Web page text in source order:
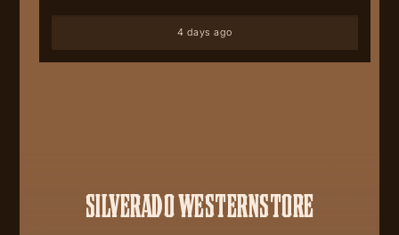
4 days ago
SILVERADO WESTERNSTORE